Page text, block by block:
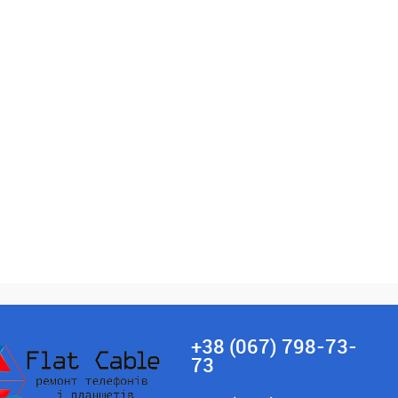
+38 (067) 798-73-
73